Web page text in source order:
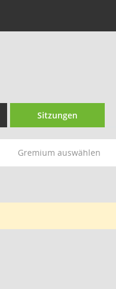
Sitzungen
Gremium auswählen